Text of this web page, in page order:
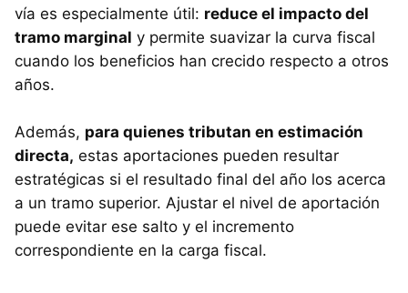
vía es especialmente útil: reduce el impacto del
tramo marginal y permite suavizar la curva fiscal
cuando los beneficios han crecido respecto a otros
años.
Además, para quienes tributan en estimación
directa, estas aportaciones pueden resultar
estratégicas si el resultado final del año los acerca
a un tramo superior. Ajustar el nivel de aportación
puede evitar ese salto y el incremento
correspondiente en la carga fiscal.